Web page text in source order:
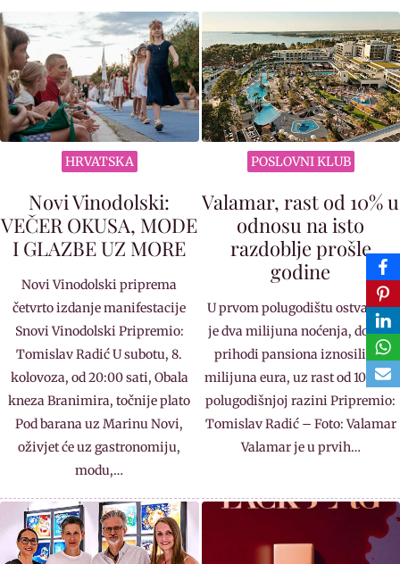
HRVATSKA
Novi Vinodolski:
VEČER OKUSA, MODE
I GLAZBE UZ MORE
Novi Vinodolski priprema
četvrto izdanje manifestacije
Snovi Vinodolski Pripremio:
Tomislav Radić U subotu, 8.
kolovoza, od 20:00 sati, Obala
kneza Branimira, točnije plato
Pod barana uz Marinu Novi,
oživjet će uz gastronomiju,
modu,…
POSLOVNI KLUB
Valamar, rast od 10% u
odnosu na isto
razdoblje prošle
godine
U prvom polugodištu ostvareno
je dva milijuna noćenja, dok su
prihodi pansiona iznosili 125
milijuna eura, uz rast od 10% na
polugodišnjoj razini Pripremio:
Tomislav Radić – Foto: Valamar
Valamar je u prvih…